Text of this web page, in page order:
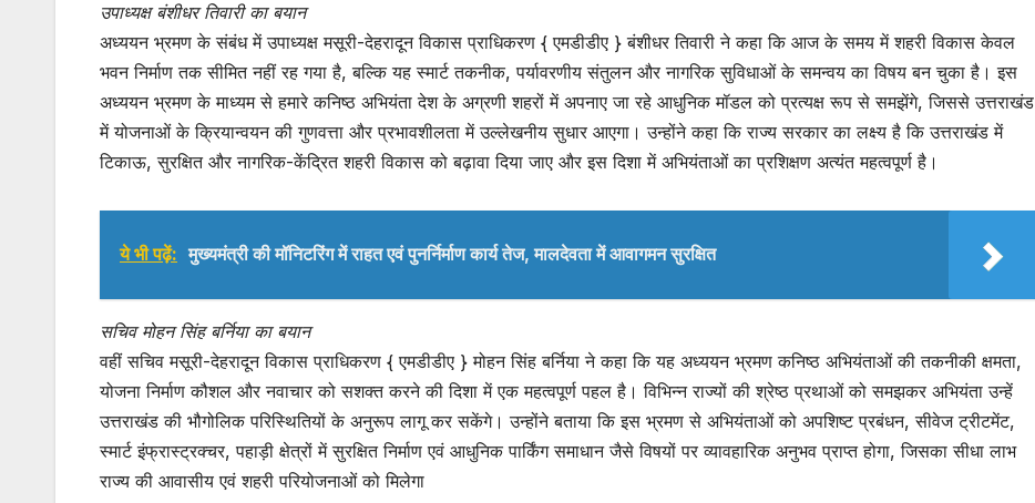
उपाध्यक्ष बंशीधर तिवारी का बयान
अध्ययन भ्रमण के संबंध में उपाध्यक्ष मसूरी-देहरादून विकास प्राधिकरण { एमडीडीए } बंशीधर तिवारी ने कहा कि आज के समय में शहरी विकास केवल
भवन निर्माण तक सीमित नहीं रह गया है, बल्कि यह स्मार्ट तकनीक, पर्यावरणीय संतुलन और नागरिक सुविधाओं के समन्वय का विषय बन चुका है। इस
अध्ययन भ्रमण के माध्यम से हमारे कनिष्ठ अभियंता देश के अग्रणी शहरों में अपनाए जा रहे आधुनिक मॉडल को प्रत्यक्ष रूप से समझेंगे, जिससे उत्तराखंड
में योजनाओं के क्रियान्वयन की गुणवत्ता और प्रभावशीलता में उल्लेखनीय सुधार आएगा। उन्होंने कहा कि राज्य सरकार का लक्ष्य है कि उत्तराखंड में
टिकाऊ, सुरक्षित और नागरिक-केंद्रित शहरी विकास को बढ़ावा दिया जाए और इस दिशा में अभियंताओं का प्रशिक्षण अत्यंत महत्वपूर्ण है।
ये भी पढ़ें: मुख्यमंत्री की मॉनिटरिंग में राहत एवं पुनर्निर्माण कार्य तेज, मालदेवता में आवागमन सुरक्षित
सचिव मोहन सिंह बर्निया का बयान
वहीं सचिव मसूरी-देहरादून विकास प्राधिकरण { एमडीडीए } मोहन सिंह बर्निया ने कहा कि यह अध्ययन भ्रमण कनिष्ठ अभियंताओं की तकनीकी क्षमता,
योजना निर्माण कौशल और नवाचार को सशक्त करने की दिशा में एक महत्वपूर्ण पहल है। विभिन्न राज्यों की श्रेष्ठ प्रथाओं को समझकर अभियंता उन्हें
उत्तराखंड की भौगोलिक परिस्थितियों के अनुरूप लागू कर सकेंगे। उन्होंने बताया कि इस भ्रमण से अभियंताओं को अपशिष्ट प्रबंधन, सीवेज ट्रीटमेंट,
स्मार्ट इंफ्रास्ट्रक्चर, पहाड़ी क्षेत्रों में सुरक्षित निर्माण एवं आधुनिक पार्किंग समाधान जैसे विषयों पर व्यावहारिक अनुभव प्राप्त होगा, जिसका सीधा लाभ
राज्य की आवासीय एवं शहरी परियोजनाओं को मिलेगा